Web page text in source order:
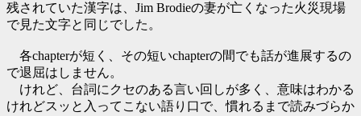
残されていた漢字は、Jim Brodieの妻が亡くなった火災現場
で見た文字と同じでした。
各chapterが短く、その短いchapterの間でも話が進展するの
で退屈はしません。
けれど、台詞にクセのある言い回しが多く、意味はわかる
けれどスッと入ってこない語り口で、慣れるまで読みづらか